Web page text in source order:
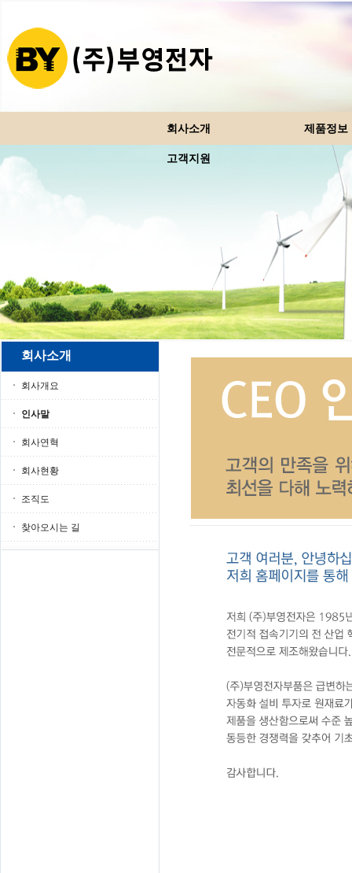
회사소개 제품정보
고객지원
회사소개
회사개요
인사말
회사연혁
회사현황
조직도
찾아오시는 길